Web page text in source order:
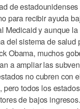
de
para recibir ayuda
Medicaid y aunque
del sistema de salud
Obama, muchos
a ampliar las
no cubren con
pero todos los
de bajos